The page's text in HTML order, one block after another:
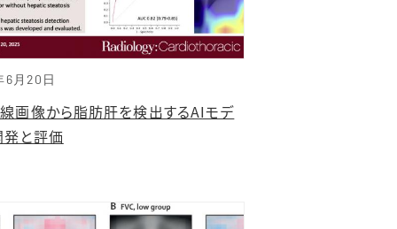
6月20日
画像から脂肪肝を検出するAIモデ
発と評価